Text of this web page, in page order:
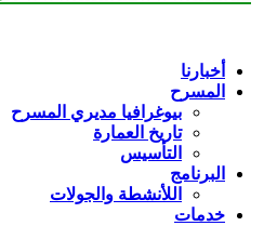
أخبارنا
المسرح
بيوغرافيا مديري المسرح
تاريخ العمارة
التأسيس
البرنامج
اللأنشطة والجولات
خدمات